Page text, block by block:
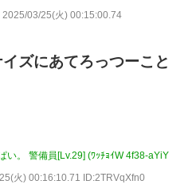
2025/03/25(火) 00:15:00.74
ズにあてろっつーこと
い。 警備員[Lv.29] (ﾜｯﾁｮｲW 4f38-aYiY
火) 00:16:10.71 ID:2TRVqXfn0